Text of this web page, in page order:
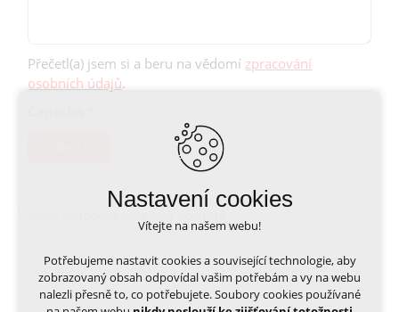
Přečetl(a) jsem si a beru na vědomí zpracování
osobních údajů.
Nastavení cookies
Vítejte na našem webu!
Potřebujeme nastavit cookies a související technologie, aby
zobrazovaný obsah odpovídal vašim potřebám a vy na webu
nalezli přesně to, co potřebujete. Soubory cookies používané